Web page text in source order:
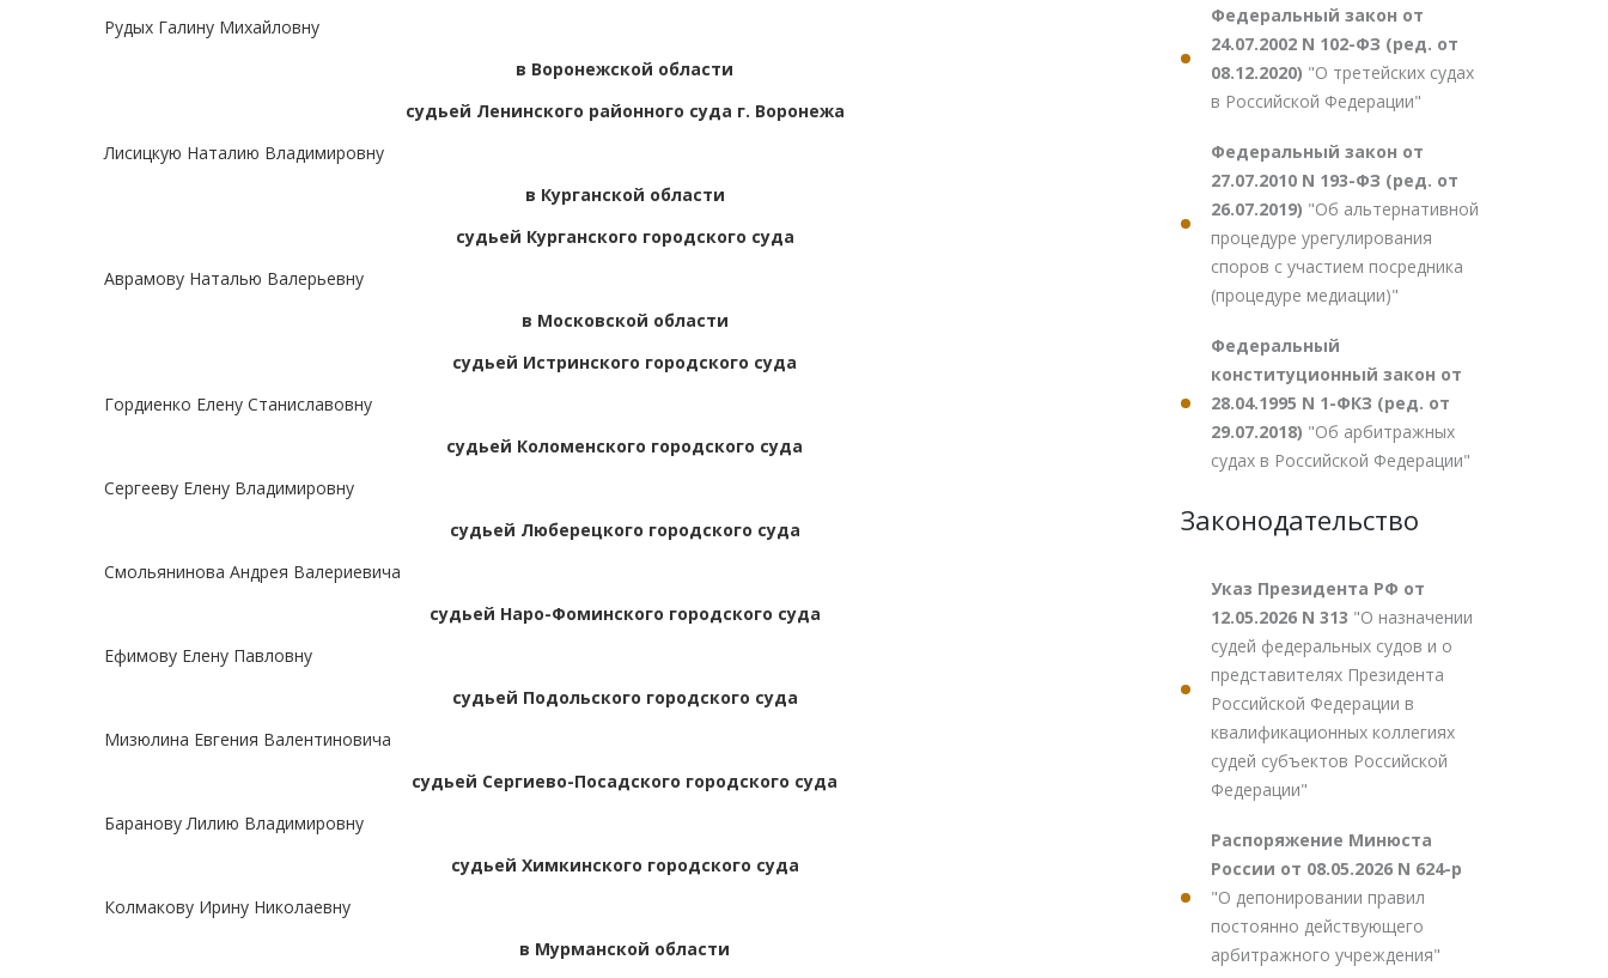
Рудых Галину Михайловну
в Воронежской области
судьей Ленинского районного суда г. Воронежа
Лисицкую Наталию Владимировну
в Курганской области
судьей Курганского городского суда
Аврамову Наталью Валерьевну
в Московской области
судьей Истринского городского суда
Гордиенко Елену Станиславовну
судьей Коломенского городского суда
Сергееву Елену Владимировну
судьей Люберецкого городского суда
Смольянинова Андрея Валериевича
судьей Наро-Фоминского городского суда
Ефимову Елену Павловну
судьей Подольского городского суда
Мизюлина Евгения Валентиновича
судьей Сергиево-Посадского городского суда
Баранову Лилию Владимировну
судьей Химкинского городского суда
Колмакову Ирину Николаевну
в Мурманской области
Федеральный закон от
24.07.2002 N 102-ФЗ (ред. от
08.12.2020) "О третейских судах
в Российской Федерации"
Федеральный закон от
27.07.2010 N 193-ФЗ (ред. от
26.07.2019) "Об альтернативной
процедуре урегулирования
споров с участием посредника
(процедуре медиации)"
Федеральный
конституционный закон от
28.04.1995 N 1-ФКЗ (ред. от
29.07.2018) "Об арбитражных
судах в Российской Федерации"
Законодательство
Указ Президента РФ от
12.05.2026 N 313 "О назначении
судей федеральных судов и о
представителях Президента
Российской Федерации в
квалификационных коллегиях
судей субъектов Российской
Федерации"
Распоряжение Минюста
России от 08.05.2026 N 624-р
"О депонировании правил
постоянно действующего
арбитражного учреждения"